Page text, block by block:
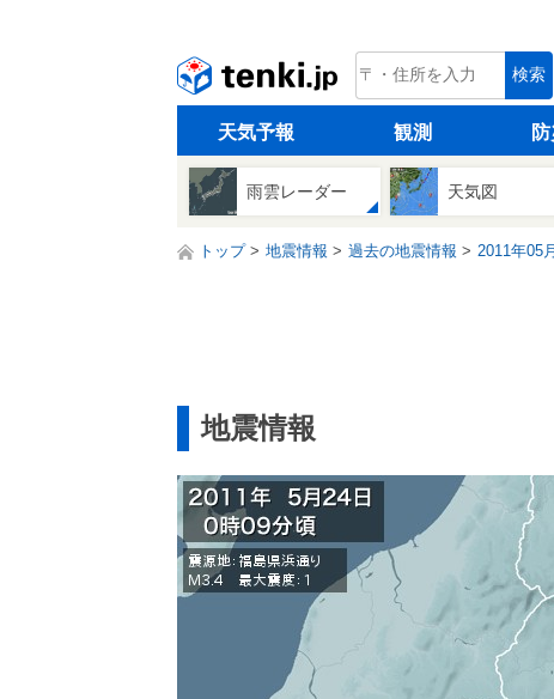
tenki.jp 検索
天気予報 観測
雨雲レーダー 天気図
トップ 地震情報 過去の地震情報 2011年05
地震情報